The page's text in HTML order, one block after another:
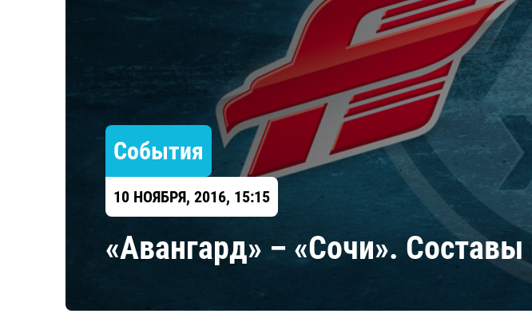
Шанхайские Драконы
Амур
Барыс
Салават Юлаев
Сибирь
События
10 НОЯБРЯ, 2016, 15:15
«Авангард» – «Сочи». Составы